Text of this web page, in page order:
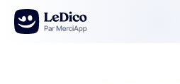
Aller au contenu